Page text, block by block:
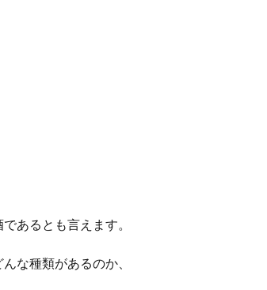
あるとも言えます。
な種類があるのか、